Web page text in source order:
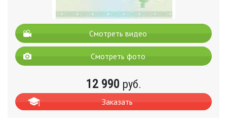
Смотреть видео
Смотреть фото
12 990 руб.
Заказать